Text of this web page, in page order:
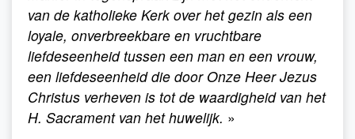
van de katholieke Kerk over het gezin als een
loyale, onverbreekbare en vruchtbare
liefdeseenheid tussen een man en een vrouw,
een liefdeseenheid die door Onze Heer Jezus
Christus verheven is tot de waardigheid van het
H. Sacrament van het huwelijk. »